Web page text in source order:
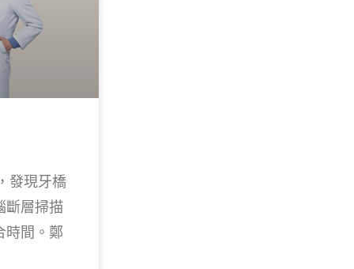
發現牙橋
斷層掃描
時間。鄭